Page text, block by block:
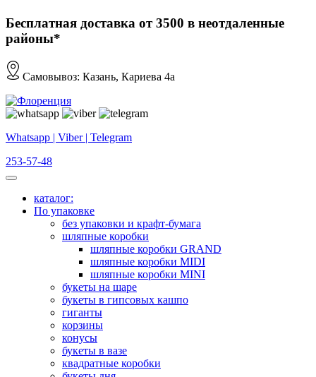
Бесплатная доставка от 3500 в неотдаленные
районы*
Самовывоз: Казань, Кариева 4а
Whatsapp | Viber | Telegram
253-57-48
каталог:
По упаковке
без упаковки и крафт-бумага
шляпные коробки
шляпные коробки GRAND
шляпные коробки MIDI
шляпные коробки MINI
букеты на шаре
букеты в гипсовых кашпо
гиганты
корзины
конусы
букеты в вазе
квадратные коробки